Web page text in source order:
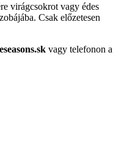
virágcsokrot vagy édes
Csak előzetesen
vagy telefonon a